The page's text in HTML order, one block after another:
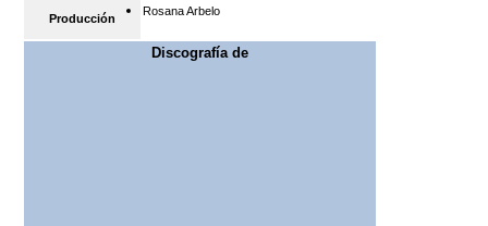
Producción
Rosana Arbelo
Discografía de